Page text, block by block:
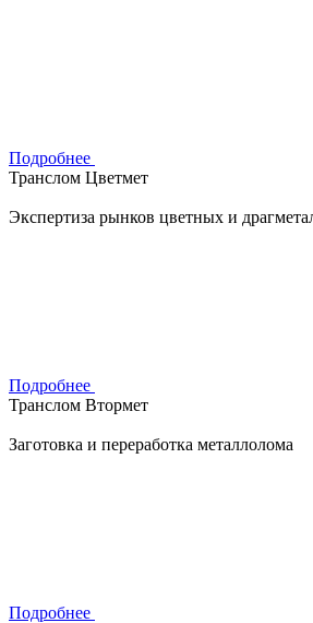
Подробнее
Транслом Цветмет
Экспертиза рынков цветных и
Подробнее
Транслом Втормет
Заготовка и переработка металлолома
Подробнее